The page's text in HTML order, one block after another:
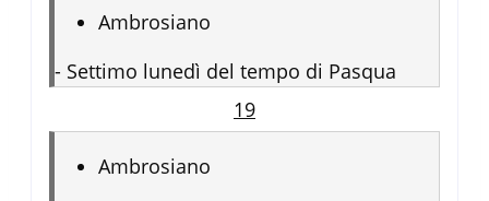
Ambrosiano
- Settimo lunedì del tempo di Pasqua
19
Ambrosiano